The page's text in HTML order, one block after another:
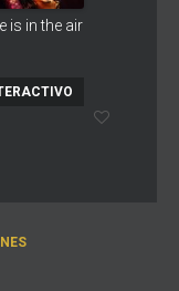
is in the air